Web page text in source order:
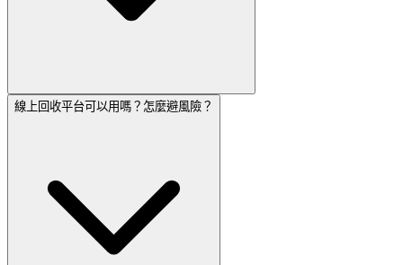
線上回收平台可以用嗎？怎麼避風險？